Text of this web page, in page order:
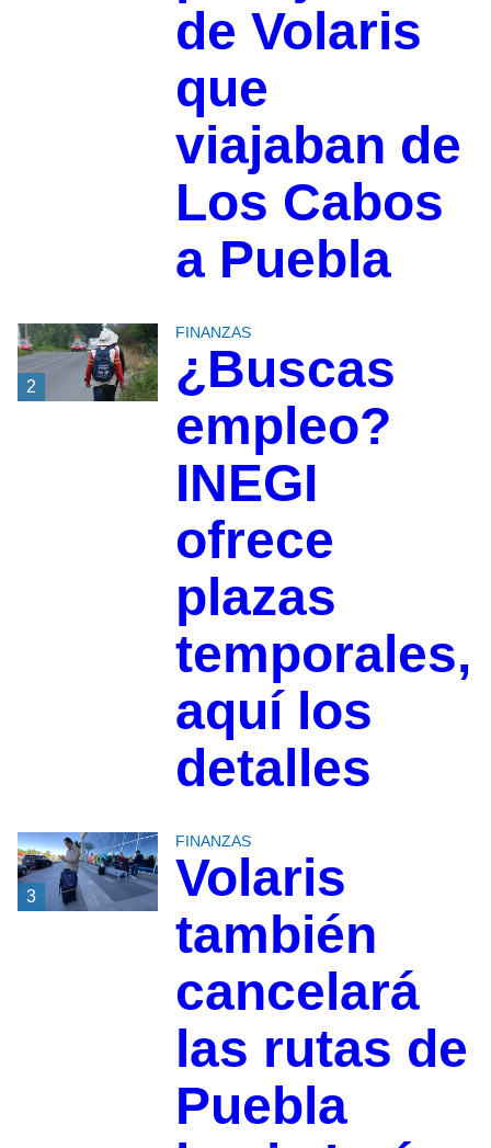
de Volaris
que
viajaban de
Los Cabos
a Puebla
2
FINANZAS
¿Buscas
empleo?
INEGI
ofrece
plazas
temporales,
aquí los
detalles
3
FINANZAS
Volaris
también
cancelará
las rutas de
Puebla